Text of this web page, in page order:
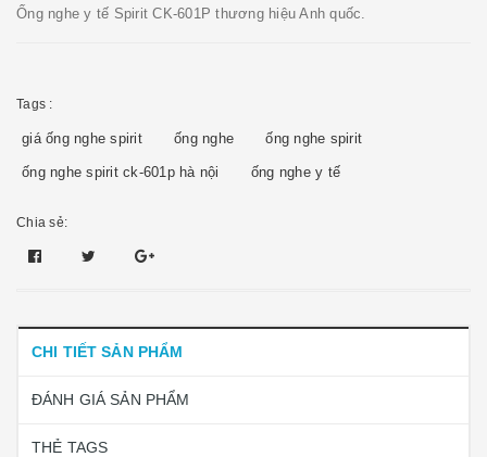
Ống nghe y tế Spirit CK-601P thương hiệu Anh quốc.
Tags :
giá ống nghe spirit ống nghe ống nghe spirit
ống nghe spirit ck-601p hà nội ống nghe y tế
Chia sẻ:
CHI TIẾT SẢN PHẨM
ĐÁNH GIÁ SẢN PHẨM
THẺ TAGS